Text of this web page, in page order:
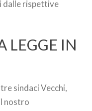
dalle rispettive
LEGGE IN
sindaci Vecchi,
nostro